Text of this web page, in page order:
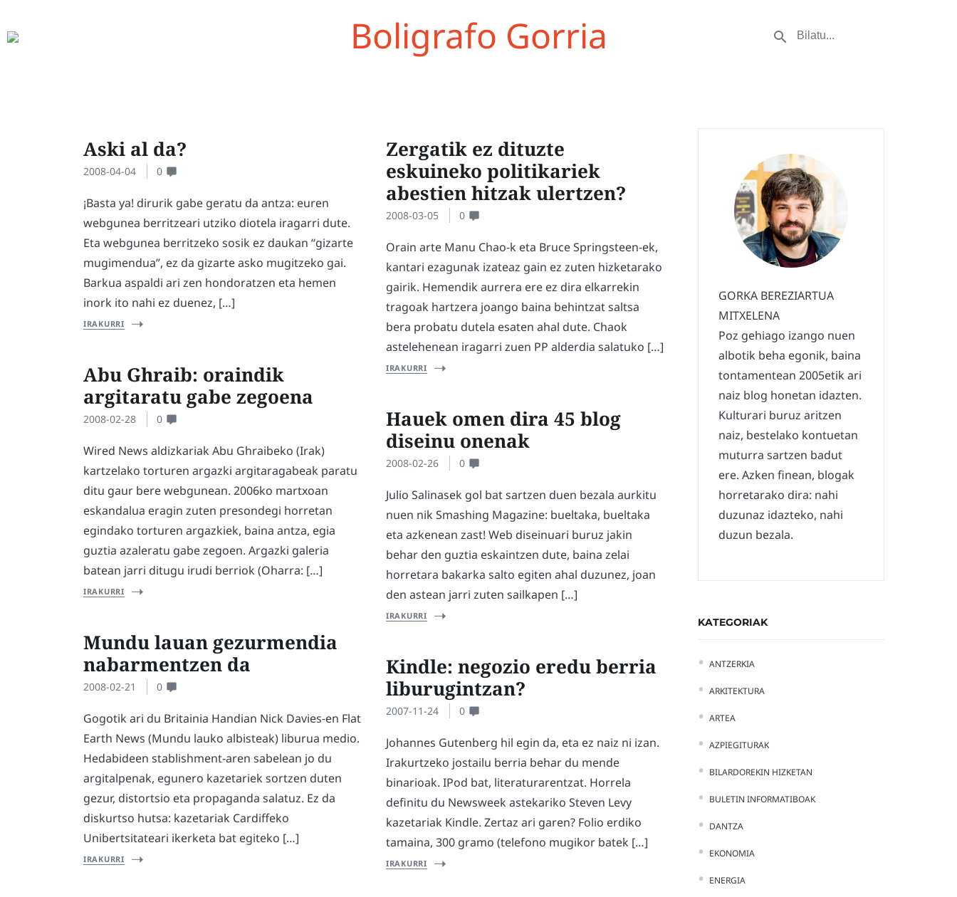
Boligrafo Gorria
Aski al da?
2008-04-04 0
¡Basta ya! dirurik gabe geratu da antza: euren
webgunea berritzeari utziko diotela iragarri dute.
Eta webgunea berritzeko sosik ez daukan “gizarte
mugimendua”, ez da gizarte asko mugitzeko gai.
Barkua aspaldi ari zen hondoratzen eta hemen
inork ito nahi ez duenez, […]
IRAKURRI
Zergatik ez dituzte
eskuineko politikariek
abestien hitzak ulertzen?
2008-03-05 0
Orain arte Manu Chao-k eta Bruce Springsteen-ek,
kantari ezagunak izateaz gain ez zuten hizketarako
gairik. Hemendik aurrera ere ez dira elkarrekin
tragoak hartzera joango baina behintzat saltsa
bera probatu dutela esaten ahal dute. Chaok
astelehenean iragarri zuen PP alderdia salatuko […]
IRAKURRI
Abu Ghraib: oraindik
argitaratu gabe zegoena
2008-02-28 0
Wired News aldizkariak Abu Ghraibeko (Irak)
kartzelako torturen argazki argitaragabeak paratu
ditu gaur bere webgunean. 2006ko martxoan
eskandalua eragin zuten presondegi horretan
egindako torturen argazkiek, baina antza, egia
guztia azaleratu gabe zegoen. Argazki galeria
batean jarri ditugu irudi berriok (Oharra: […]
IRAKURRI
Hauek omen dira 45 blog
diseinu onenak
2008-02-26 0
Julio Salinasek gol bat sartzen duen bezala aurkitu
nuen nik Smashing Magazine: bueltaka, bueltaka
eta azkenean zast! Web diseinuari buruz jakin
behar den guztia eskaintzen dute, baina zelai
horretara bakarka salto egiten ahal duzunez, joan
den astean jarri zuten sailkapen […]
IRAKURRI
Mundu lauan gezurmendia
nabarmentzen da
2008-02-21 0
Gogotik ari du Britainia Handian Nick Davies-en Flat
Earth News (Mundu lauko albisteak) liburua medio.
Hedabideen stablishment-aren sabelean jo du
argitalpenak, egunero kazetariek sortzen duten
gezur, distortsio eta propaganda salatuz. Ez da
diskurtso hutsa: kazetariak Cardiffeko
Unibertsitateari ikerketa bat egiteko […]
IRAKURRI
Kindle: negozio eredu berria
liburugintzan?
2007-11-24 0
Johannes Gutenberg hil egin da, eta ez naiz ni izan.
Irakurtzeko jostailu berria behar du mende
binarioak. IPod bat, literaturarentzat. Horrela
definitu du Newsweek astekariko Steven Levy
kazetariak Kindle. Zertaz ari garen? Folio erdiko
tamaina, 300 gramo (telefono mugikor batek […]
IRAKURRI
GORKA BEREZIARTUA
MITXELENA
Poz gehiago izango nuen
albotik beha egonik, baina
tontamentean 2005etik ari
naiz blog honetan idazten.
Kulturari buruz aritzen
naiz, bestelako kontuetan
muturra sartzen badut
ere. Azken finean, blogak
horretarako dira: nahi
duzunaz idazteko, nahi
duzun bezala.
KATEGORIAK
ANTZERKIA
ARKITEKTURA
ARTEA
AZPIEGITURAK
BILARDOREKIN HIZKETAN
BULETIN INFORMATIBOAK
DANTZA
EKONOMIA
ENERGIA